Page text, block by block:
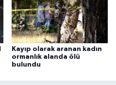
Kayıp olarak aranan kadın
ormanlık alanda ölü
bulundu